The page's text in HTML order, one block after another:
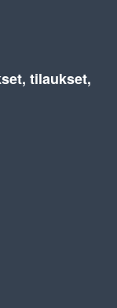
tilaukset,